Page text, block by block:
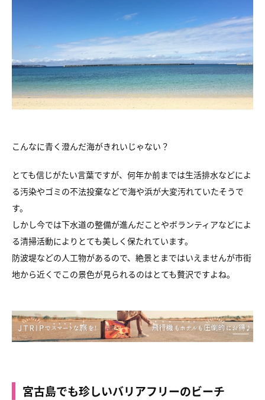
こんなに青く澄んだ海がきれいじゃない？
とても信じがたい言葉ですが、何年か前までは生活排水などによ
る汚染やゴミの不法投棄などで海や浜が大変汚れていたそうで
す。
しかし今では下水道の整備が進んだことやボランティアなどによ
る清掃活動によりとても美しく保たれています。
防波堤などの人工物があるので、絶景とまではいえませんが市街
地から近くでこの景色が見られるのはとても贅沢ですよね。
宮古島でも珍しいバリアフリーのビーチ